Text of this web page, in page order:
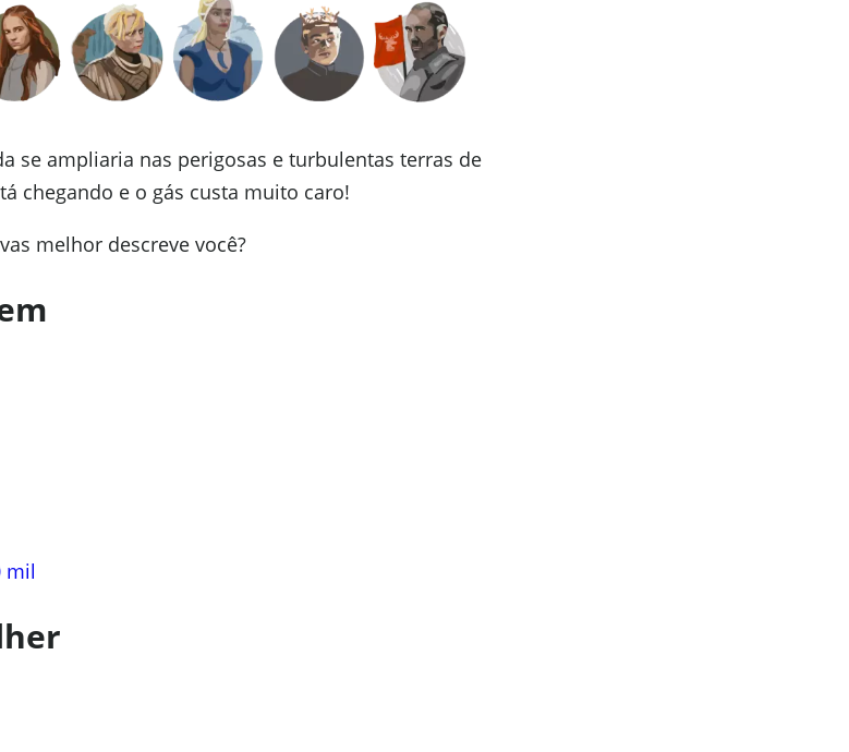
se ampliaria nas perigosas e turbulentas terras de
chegando e o gás custa muito caro!
melhor descreve você?
mil